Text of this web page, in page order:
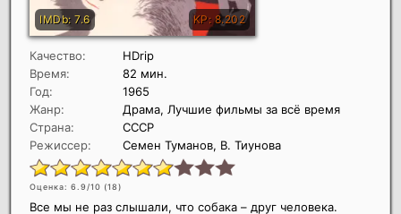
Качество:
HDrip
Время:
82 мин.
Год:
1965
Жанр:
Драма, Лучшие фильмы за всё время
Страна:
СССР
Режиссер:
Семен Туманов, В. Тиунова
Оценка: 6.9/10 (18)
Все мы не раз слышали, что собака – друг человека.